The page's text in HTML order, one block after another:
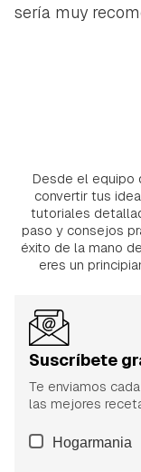
sería muy
Desde el equipo
convertir tus
tutoriales
paso y consejos
éxito de la mano
eres un
Suscríbete
Te enviamos
las mejores
Hogarmania